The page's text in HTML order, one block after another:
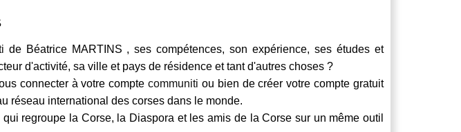
de Béatrice MARTINS , ses compétences, son expérience, ses études et
d'activité, sa ville et pays de résidence et tant d'autres choses ?
connecter à votre comptecommuniti ou bien de créer votre compte gratuit
réseau international des corses dans le monde.
regroupe la Corse, la Diaspora et les amis de la Corse sur un même outil